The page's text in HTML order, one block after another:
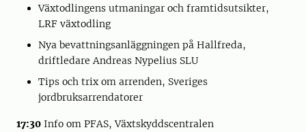
Växtodlingens utmaningar och framtidsutsikter,
LRF växtodling
Nya bevattningsanläggningen på Hallfreda,
driftledare Andreas Nypelius SLU
Tips och trix om arrenden, Sveriges
jordbruksarrendatorer
17:30 Info om PFAS, Växtskyddscentralen